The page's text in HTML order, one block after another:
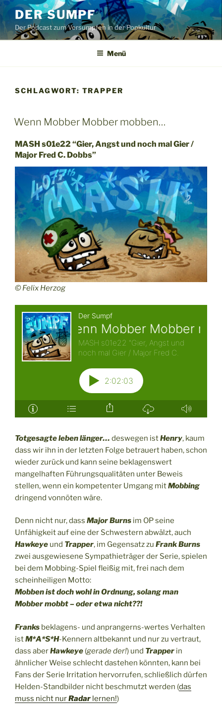
Zum
Inhalt
springen
DER SUMPF
Der Podcast zum Versumpfen in der Popkultur
Menü
SCHLAGWORT: TRAPPER
Wenn Mobber Mobber mobben…
MASH s01e22 “Gier, Angst und noch mal Gier /
Major Fred C. Dobbs”
© Felix Herzog
Totgesagte leben länger… deswegen istHenry, kaum
dass wir ihn in der letzten Folge betrauert haben, schon
wieder zurück und kann seine beklagenswert
mangelhaften Führungsqualitäten unter Beweis
stellen, wenn ein kompetenter Umgang mitMobbing
dringend vonnöten wäre.
Denn nicht nur, dass Major Burns im OP seine
Unfähigkeit auf eine der Schwestern abwälzt, auch
Hawkeye und Trapper, im Gegensatz zu Frank Burns
zwei ausgewiesene Sympathieträger der Serie, spielen
bei dem Mobbing-Spiel fleißig mit, frei nach dem
scheinheiligen Motto:
Mobben ist doch wohl in Ordnung, solang man
Mobber mobbt – oder etwa nicht??!
Franks beklagens- und anprangerns-wertes Verhalten
istM*A*S*H-Kennern altbekannt und nur zu vertraut,
dass aberHawkeye (gerade der!) und Trapper in
ähnlicher Weise schlecht dastehen könnten, kann bei
Fans der Serie Irritation hervorrufen, schließlich dürfen
Helden-Standbilder nicht beschmutzt werden (das
muss nicht nurRadar lernen!)